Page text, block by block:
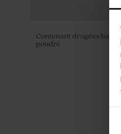
Contenant dragées
poudré